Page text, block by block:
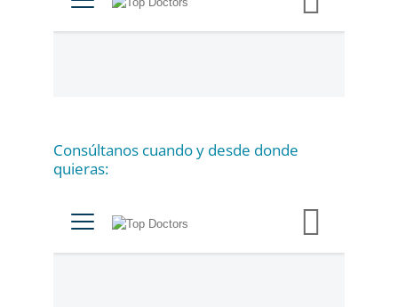
Consúltanos cuando y desde donde
quieras:
a
s